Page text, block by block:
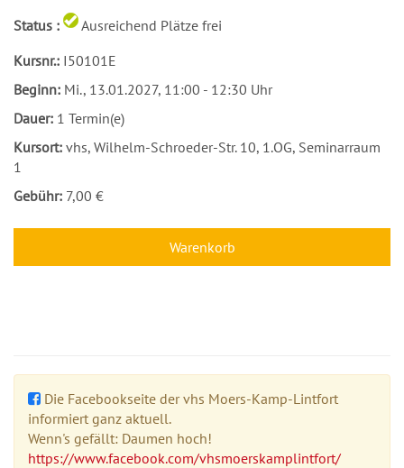
Status :
Ausreichend Plätze frei
Kursnr.: I50101E
Beginn: Mi., 13.01.2027, 11:00 - 12:30 Uhr
Dauer: 1 Termin(e)
Kursort: vhs, Wilhelm-Schroeder-Str. 10, 1.OG, Seminarraum
1
Gebühr: 7,00 €
Warenkorb
Die Facebookseite der vhs Moers-Kamp-Lintfort
informiert ganz aktuell.
Wenn's gefällt: Daumen hoch!
https://www.facebook.com/vhsmoerskamplintfort/